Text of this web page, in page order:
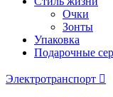
Очки
Зонты
Упаковка
Подарочные
Электротранспорт